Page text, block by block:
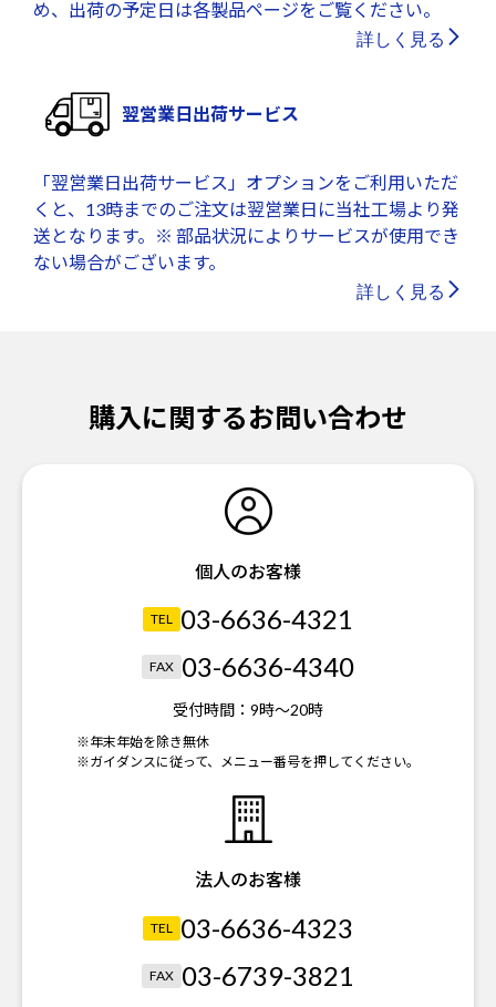
め、出荷の予定日は各製品ページをご覧ください。
詳しく見る
翌営業日出荷サービス
「翌営業日出荷サービス」オプションをご利用いただ
くと、13時までのご注文は翌営業日に当社工場より発
送となります。※ 部品状況によりサービスが使用でき
ない場合がございます。
詳しく見る
購入に関するお問い合わせ
個人のお客様
TEL 03-6636-4321
FAX 03-6636-4340
受付時間： 9時～20時
※年末年始を除き無休
※ガイダンスに従って、メニュー番号を押してください。
法人のお客様
TEL 03-6636-4323
FAX 03-6739-3821